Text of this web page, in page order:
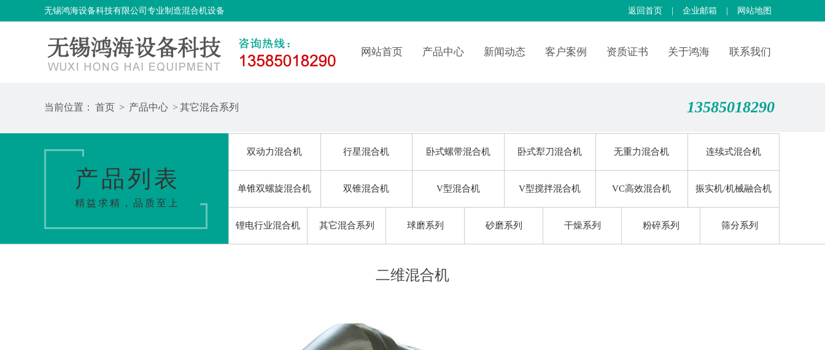
无锡鸿海设备科技有限公司专业制造混合机设备 返回首页 企业邮箱 网站地图
网站首页 产品中心 新闻动态 客户案例 资质证书 关于鸿海 联系我们
13585018290
当前位置： 首页 > 产品中心 > 其它混合系列
产品列表
精益求精，品质至上
双动力混合机 行星混合机 卧式螺带混合机 卧式犁刀混合机 无重力混合机 连续式混合机
单锥双螺旋混合机 双锥混合机 V型混合机 V型搅拌混合机 VC高效混合机 振实机/机械融合机
锂电行业混合机 其它混合系列 球磨系列 砂磨系列 干燥系列 粉碎系列 筛分系列
二维混合机